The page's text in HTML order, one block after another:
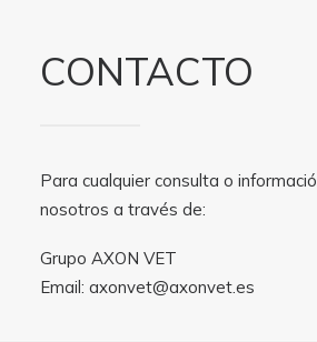
CONTACTO
Para cualquier consulta o
nosotros a través de:
Grupo AXON VET
Email: axonvet@axonvet.es